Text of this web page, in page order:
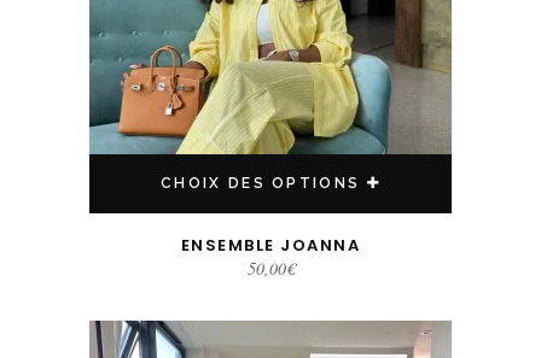
CHOIX DES OPTIONS
ENSEMBLE JOANNA
50,00€
Ce produit a plusieurs variations. Les options peuvent être choisies sur la page du produit